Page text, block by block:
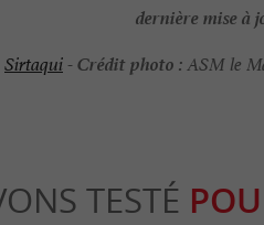
dernière mise à
Sirtaqui-Crédit photo :ASM le
TESTÉ